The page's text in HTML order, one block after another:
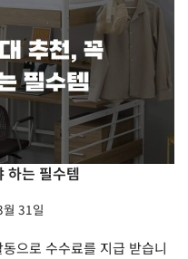
하는 필수템
31일
으로 수수료를 지급 받습니